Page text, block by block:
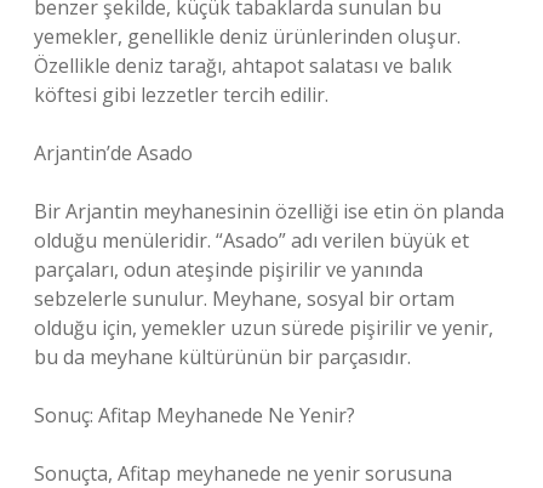
benzer şekilde, küçük tabaklarda sunulan bu
yemekler, genellikle deniz ürünlerinden oluşur.
Özellikle deniz tarağı, ahtapot salatası ve balık
köftesi gibi lezzetler tercih edilir.
Arjantin’de Asado
Bir Arjantin meyhanesinin özelliği ise etin ön planda
olduğu menüleridir. “Asado” adı verilen büyük et
parçaları, odun ateşinde pişirilir ve yanında
sebzelerle sunulur. Meyhane, sosyal bir ortam
olduğu için, yemekler uzun sürede pişirilir ve yenir,
bu da meyhane kültürünün bir parçasıdır.
Sonuç: Afitap Meyhanede Ne Yenir?
Sonuçta, Afitap meyhanede ne yenir sorusuna